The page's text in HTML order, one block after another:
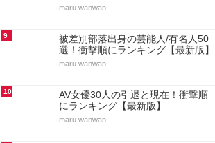
maru.wanwan
9
被差別部落出身の芸能人/有名人50
選！衝撃順にランキング【最新版】
maru.wanwan
10
AV女優30人の引退と現在！衝撃順
にランキング【最新版】
maru.wanwan